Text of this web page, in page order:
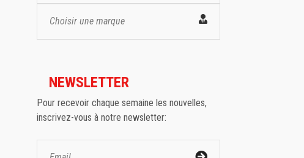
Choisir une marque
NEWSLETTER
Pour recevoir chaque semaine les nouvelles,
inscrivez-vous à notre newsletter: